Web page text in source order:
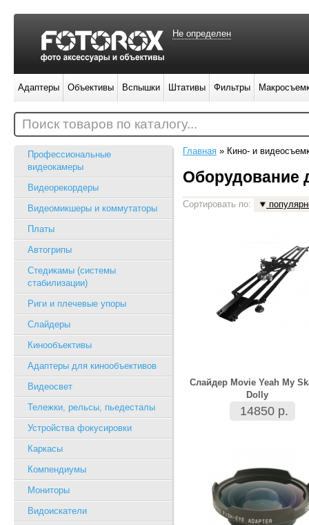
Профессиональные
видеокамеры
Видеорекордеры
Видеомикшеры и коммутаторы
Платы
Автогрипы
Стедикамы (системы
стабилизации)
Риги и плечевые упоры
Слайдеры
Кинообъективы
Адаптеры для кинообъективов
Видеосвет
Тележки, рельсы, пьедесталы
Устройства фокусировки
Каркасы
Компендиумы
Мониторы
Видоискатели
Главная » Кино- и
Оборудование
Сортировать по:
Слайдер Movie Yeah My
Dolly
14850 р.
Не определен
Адаптеры Объективы Вспышки Штативы Фильтры
Поиск товаров по каталогу...